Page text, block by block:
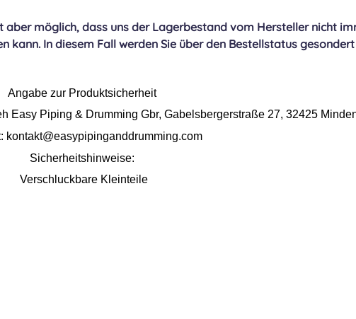
möglich, dass uns der Lagerbestand vom Hersteller nicht
kann. In diesem Fall werden Sie über den Bestellstatus
Angabe zur Produktsicherheit
Easy Piping & Drumming Gbr, Gabelsbergerstraße 27, 32425
kontakt@easypipinganddrumming.com
Sicherheitshinweise:
Verschluckbare Kleinteile